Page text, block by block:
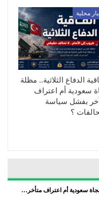
محلية
الدفاع الثلاثية.. مظلة
سعودية أم اعتراف
بفشل سياسة
؟
نجاة سعودية أم اعتراف متأخر…